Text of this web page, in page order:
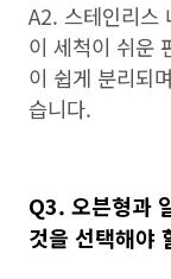
A2. 스테인리스
이 세척이 쉬운
이 쉽게 분리되
습니다.
Q3. 오븐형과
것을 선택해야